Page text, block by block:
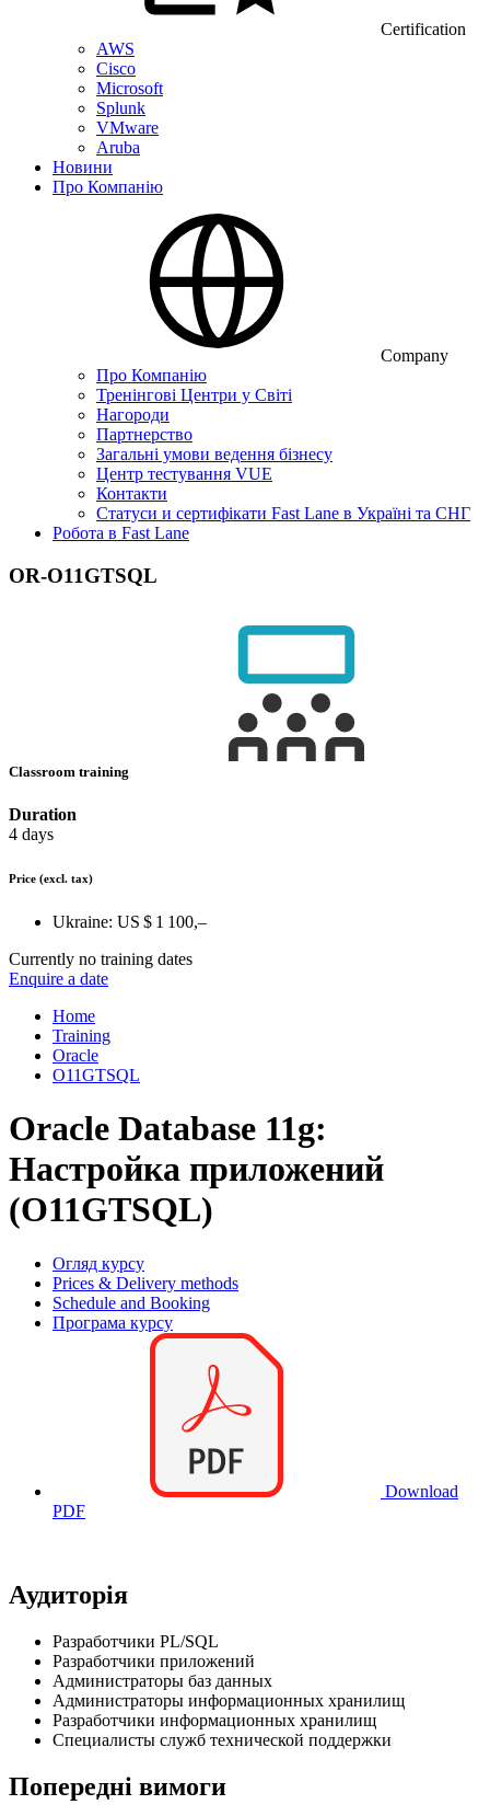
Certification
AWS
Cisco
Microsoft
Splunk
VMware
Aruba
Новини
Про Компанію
Company
Про Компанію
Тренінгові Центри у Світі
Нагороди
Партнерство
Загальні умови ведення бізнесу
Центр тестування VUE
Контакти
Статуси и сертифікати Fast Lane в Україні та СНГ
Робота в Fast Lane
OR-O11GTSQL
Classroom training
Duration
4 days
Price (excl. tax)
Ukraine: US $ 1 100,–
Currently no training dates
Enquire a date
Home
Training
Oracle
O11GTSQL
Oracle Database 11g:
Настройка приложений
(O11GTSQL)
Огляд курсу
Prices & Delivery methods
Schedule and Booking
Програма курсу
Download
PDF
Аудиторія
Разработчики PL/SQL
Разработчики приложений
Администраторы баз данных
Администраторы информационных хранилищ
Разработчики информационных хранилищ
Специалисты служб технической поддержки
Попередні вимоги